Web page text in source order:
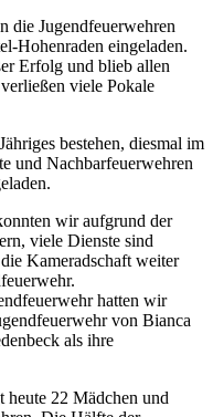
die Jugendfeuerwehren
Hohenraden eingeladen.
Erfolg und blieb allen
viele Pokale
bestehen, diesmal im
und Nachbarfeuerwehren
wir aufgrund der
viele Dienste sind
Kameradschaft weiter
hatten wir
von Bianca
als ihre
heute 22 Mädchen und